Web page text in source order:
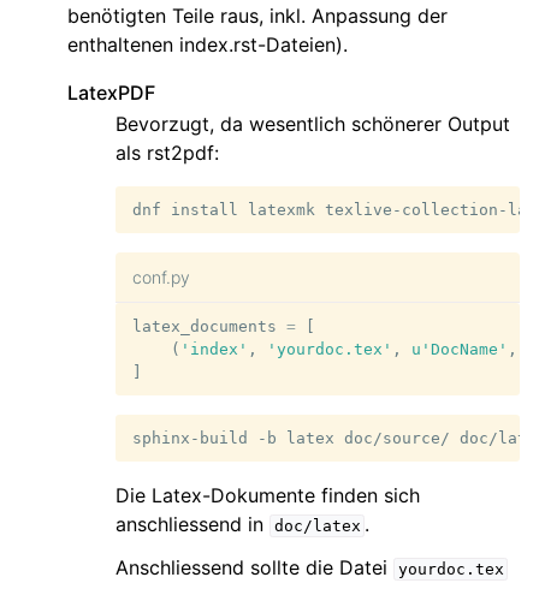
benötigten Teile raus, inkl. Anpassung der
enthaltenen index.rst-Dateien).
LatexPDF
Bevorzugt, da wesentlich schönerer Output
als rst2pdf:
dnf install latexmk texlive-collection-
conf.py
latex_documents =
( 'index' , 'yourdoc.tex' , u 'DocName' ,
sphinx-build -b latex doc/source/
Die Latex-Dokumente finden sich
anschliessend in doc/latex .
Anschliessend sollte die Datei
yourdoc.tex